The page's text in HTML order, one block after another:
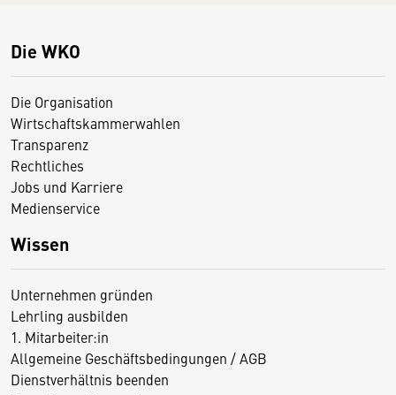
Die WKO
Die Organisation
Wirtschaftskammerwahlen
Transparenz
Rechtliches
Jobs und Karriere
Medienservice
Wissen
Unternehmen gründen
Lehrling ausbilden
1. Mitarbeiter:in
Allgemeine Geschäftsbedingungen / AGB
Dienstverhältnis beenden